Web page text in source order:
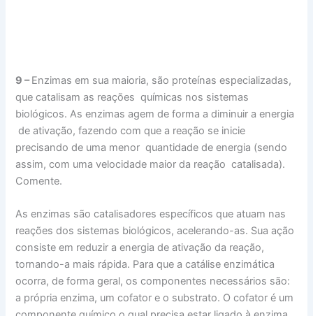
9 –Enzimas em sua maioria, são proteínas especializadas,
que catalisam as reações químicas nos sistemas
biológicos. As enzimas agem de forma a diminuir a energia
de ativação, fazendo com que a reação se inicie
precisando de uma menor quantidade de energia (sendo
assim, com uma velocidade maior da reação catalisada).
Comente.
As enzimas são catalisadores específicos que atuam nas
reações dos sistemas biológicos, acelerando-as. Sua ação
consiste em reduzir a energia de ativação da reação,
tornando-a mais rápida. Para que a catálise enzimática
ocorra, de forma geral, os componentes necessários são:
a própria enzima, um cofator e o substrato. O cofator é um